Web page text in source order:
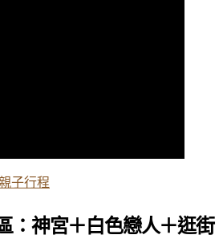
子行程
：神宮＋白色戀人＋逛街